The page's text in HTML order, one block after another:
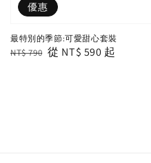
優惠
最特別的季節:可愛甜心套裝
Regular
NT$ 790 Sale
從 NT$ 590 起